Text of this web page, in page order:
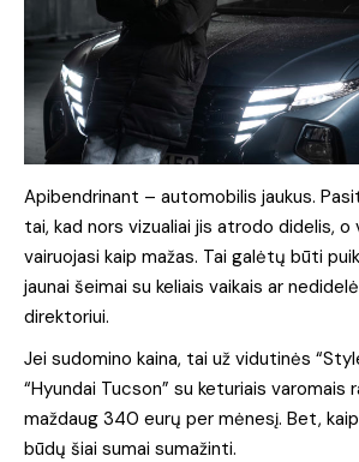
Apibendrinant – automobilis jaukus.
tai, kad nors vizualiai jis atrodo didelis,
vairuojasi kaip mažas. Tai galėtų būti
jaunai šeimai su keliais vaikais ar
direktoriui.
Jei sudomino kaina, tai už vidutinės
“Hyundai Tucson” su keturiais
maždaug 340 eurų per mėnesį. Bet,
būdų šiai sumai sumažinti.